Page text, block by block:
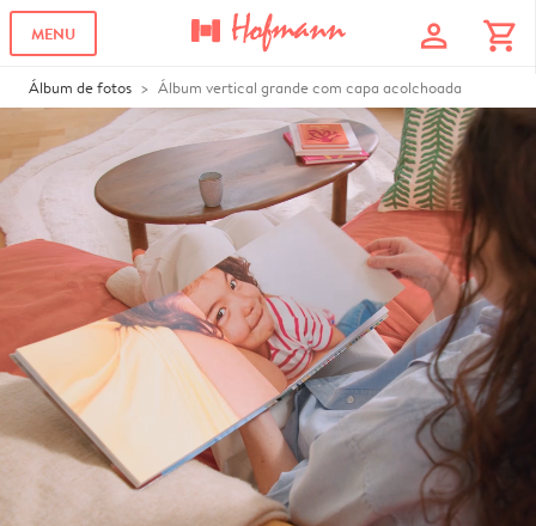
MENU profile shopping_cart
Álbum de fotos Álbum vertical grande com capa acolchoada